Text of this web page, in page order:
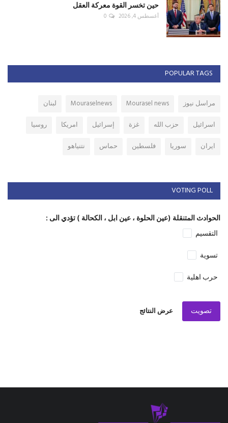
حين تخسر القوة معركة العقل
أغسطس 4, 2026 0
POPULAR TAGS
مراسل نيوز Mourasel news
Mouraselnews
لبنان
اسرائيل
حزب الله غزة إسرائيل امريكا
روسيا
ايران
سوريا فلسطين حماس نتنياهو
VOTING POLL
الحوادث المتنقلة (عين الحلوة ، عين ابل ، الكحالة ) تؤدي الى :
التقسيم
تسوية
حرب اهلية
تصويت عرض النتائج